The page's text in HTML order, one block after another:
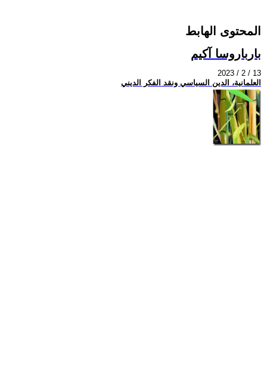
المحتوى الهابط
بارباروسا آكيم
2023 / 2 / 13
العلمانية، الدين السياسي ونقد الفكر الديني